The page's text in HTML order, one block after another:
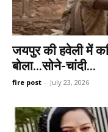
जयपुर की हवेली में
बोला…सोने-चांदी...
fire post - July 23, 2026